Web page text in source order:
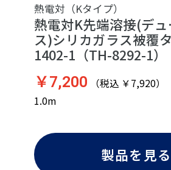
熱電対（Kタイプ）
熱電対K先端溶接(デ
ス)シリカガラス被覆
1402-1（TH-8292-1）
￥7,200 （税込 ￥7,920）
1.0m
製品を見る